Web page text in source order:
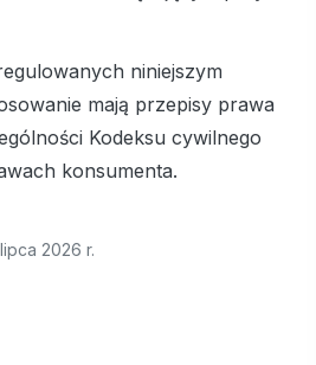
niniejszym
mają przepisy prawa
Kodeksu cywilnego
konsumenta.
2026 r.